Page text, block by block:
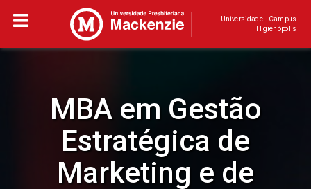
Universidade - Campus
Higienópolis
MBA em Gestão
Estratégica de
Marketing e de